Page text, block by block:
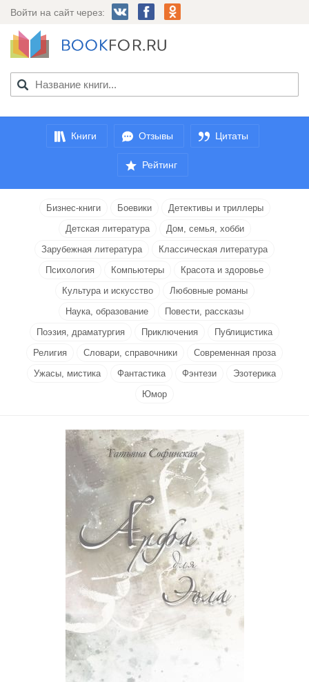
Войти на сайт через:
Книги Отзывы Цитаты
Рейтинг
Бизнес-книги Боевики
Детективы и триллеры
Детская литература
Дом, семья, хобби
Зарубежная литература
Классическая литература
Психология
Компьютеры
Красота и здоровье
Культура и искусство
Любовные романы
Наука, образование
Повести, рассказы
Поэзия, драматургия
Приключения
Публицистика
Религия
Словари, справочники
Современная проза
Ужасы, мистика
Фантастика Фэнтези
Эзотерика
Юмор